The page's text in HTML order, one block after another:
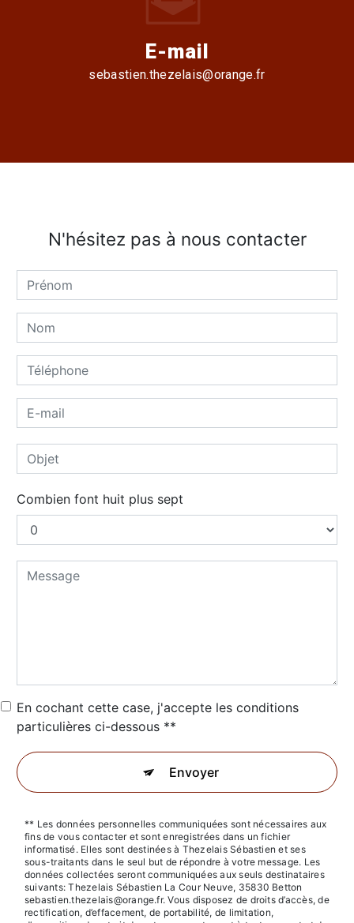
E-mail
sebastien.thezelais@orange.fr
N'hésitez pas à nous contacter
Combien font huit plus sept
En cochant cette case, j'accepte les conditions
particulières ci-dessous **
Envoyer
** Les données personnelles communiquées sont nécessaires aux
fins de vous contacter et sont enregistrées dans un fichier
informatisé. Elles sont destinées à Thezelais Sébastien et ses
sous-traitants dans le seul but de répondre à votre message. Les
données collectées seront communiquées aux seuls destinataires
suivants: Thezelais Sébastien La Cour Neuve, 35830 Betton
sebastien.thezelais@orange.fr. Vous disposez de droits d’accès, de
rectification, d’effacement, de portabilité, de limitation,